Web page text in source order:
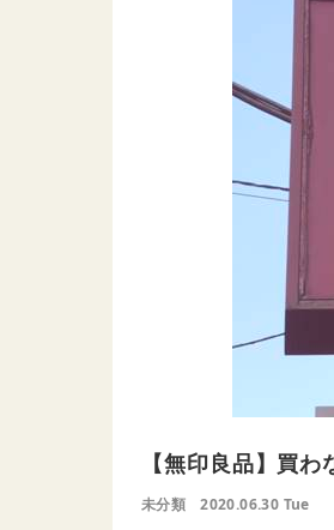
【無印良品】買
未分類 2020.06.30 Tue